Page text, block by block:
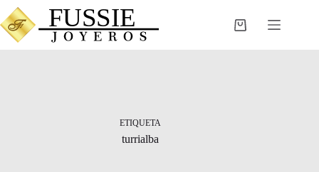
Saltar
al
contenido
Carro
ETIQUETA
turrialba